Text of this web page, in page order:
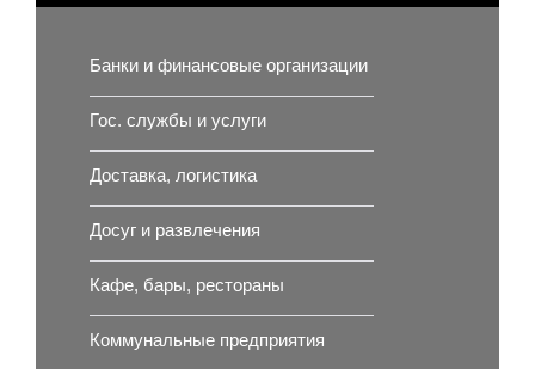
Банки и финансовые организации
Гос. службы и услуги
Доставка, логистика
Досуг и развлечения
Кафе, бары, рестораны
Коммунальные предприятия